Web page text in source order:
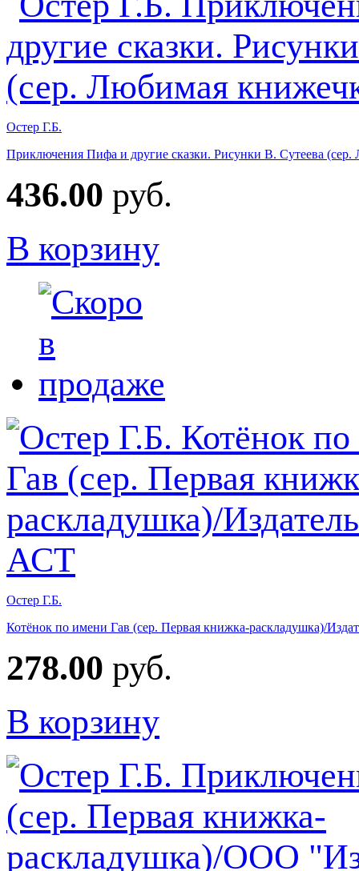
Остер Г.Б.
Приключения Пифа и другие сказки. Рисунки В. Сутеева
436.00 руб.
В корзину
Остер Г.Б.
Котёнок по имени Гав (сер. Первая книжка-раскладушка)/
278.00 руб.
В корзину